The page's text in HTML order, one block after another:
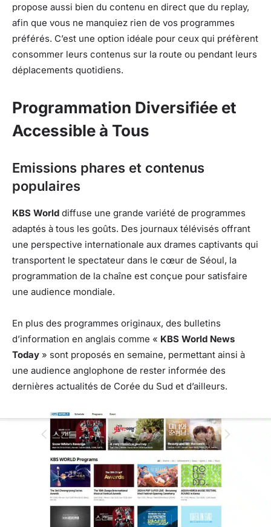
propose aussi bien du contenu en direct que du replay,
afin que vous ne manquiez rien de vos programmes
préférés. C’est une option idéale pour ceux qui préfèrent
consommer leurs contenus sur la route ou pendant leurs
déplacements quotidiens.
Programmation Diversifiée et
Accessible à Tous
Emissions phares et contenus
populaires
KBS World diffuse une grande variété de programmes
adaptés à tous les goûts. Des journaux télévisés offrant
une perspective internationale aux drames captivants qui
transportent le spectateur dans le cœur de Séoul, la
programmation de la chaîne est conçue pour satisfaire
une audience mondiale.
En plus des programmes originaux, des bulletins
d’information en anglais comme « KBS World News
Today » sont proposés en semaine, permettant ainsi à
une audience anglophone de rester informée des
dernières actualités de Corée du Sud et d’ailleurs.